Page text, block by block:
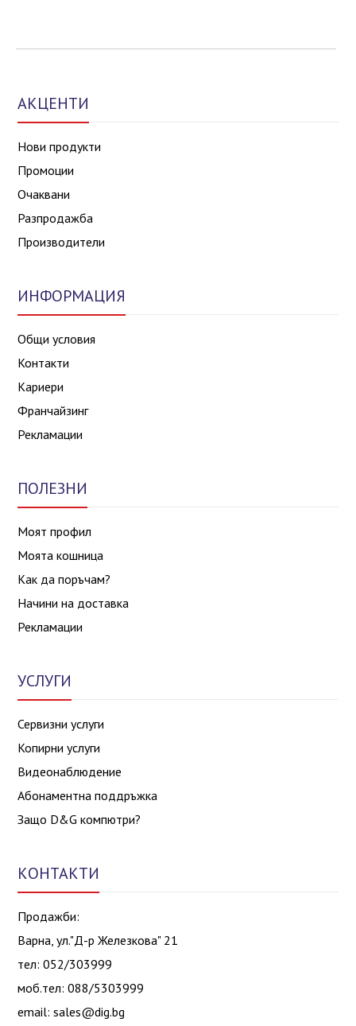
АКЦЕНТИ
Нови продукти
Промоции
Очаквани
Разпродажба
Производители
ИНФОРМАЦИЯ
Общи условия
Контакти
Кариери
Франчайзинг
Рекламации
ПОЛЕЗНИ
Моят профил
Моята кошница
Как да поръчам?
Начини на доставка
Рекламации
УСЛУГИ
Сервизни услуги
Копирни услуги
Видеонаблюдение
Абонаментна поддръжка
Защо D&G компютри?
КОНТАКТИ
Продажби:
Варна, ул."Д-р Железкова" 21
тел: 052/303999
моб.тел: 088/5303999
email:sales@dig.bg